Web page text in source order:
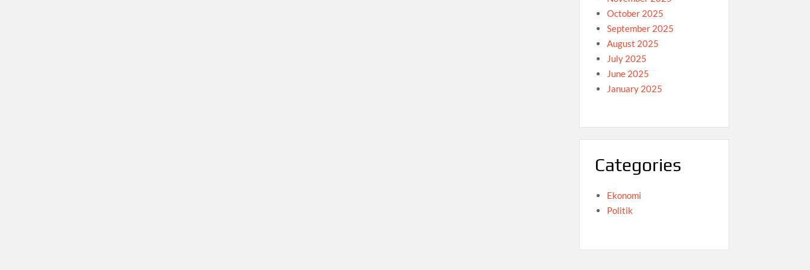
October 2025
September 2025
August 2025
July 2025
June 2025
January 2025
Categories
Ekonomi
Politik